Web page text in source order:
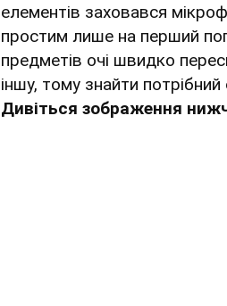
елементів заховався
простим лише на перший
предметів очі швидко
іншу, тому знайти
Дивіться зображення